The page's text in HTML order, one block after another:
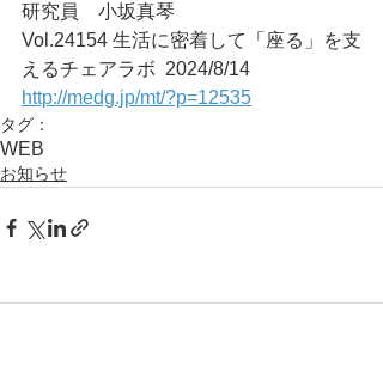
研究員　小坂真琴
Vol.24154 生活に密着して「座る」を支
えるチェアラボ	2024/8/14
http://medg.jp/mt/?p=12535
タグ：
WEB
お知らせ